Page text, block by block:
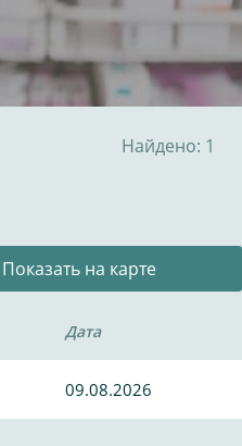
Найдено: 1
Показать на карте
Дата
09.08.2026